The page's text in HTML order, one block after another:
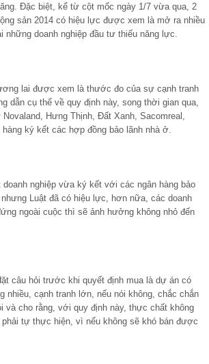
Đặc biệt, kể từ cột mốc ngày 1/7 vừa qua, 2
sản 2014 có hiệu lực được xem là mở ra nhiều
doanh nghiệp đầu tư thiếu năng lực.
lai được xem là thước đo của sự cạnh tranh
dẫn cụ thể về quy định này, song thời gian qua,
Hưng Thịnh, Đất Xanh, Sacomreal,
ký kết các hợp đồng bảo lãnh nhà ở.
nghiệp vừa ký kết với các ngân hàng bảo
Luật đã có hiệu lực, hơn nữa, các doanh
ngoài cuộc thì sẽ ảnh hưởng không nhỏ đến
câu hỏi trước khi quyết định mua là dự án có
nhiều, cạnh tranh lớn, nếu nói không, chắc chắn
và cho rằng, với quy định này, thực chất không
tự thực hiện, vì nếu không sẽ khó bán được